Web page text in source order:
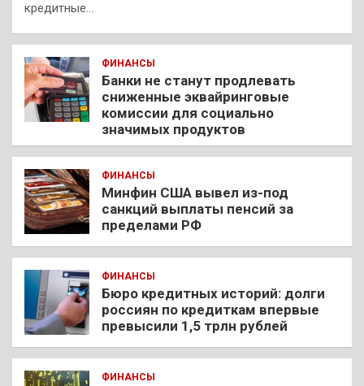
кредитные…
ФИНАНСЫ
Банки не станут продлевать
сниженные эквайринговые
комиссии для социально
значимых продуктов
ФИНАНСЫ
Минфин США вывел из-под
санкций выплаты пенсий за
пределами РФ
ФИНАНСЫ
Бюро кредитных историй: долги
россиян по кредиткам впервые
превысили 1,5 трлн рублей
ФИНАНСЫ